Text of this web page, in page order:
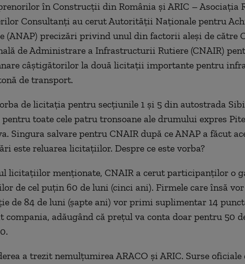
în Construcții din România și ARIC – Asociația
Consultanți au cerut Autorității Naționale pentru
(ANAP) precizări privind unul din factorii aleși de către
de Administrare a Infrastructurii Rutiere (CNAIR)
câștigătorilor la două licitații importante pentru
de transport.
de licitația pentru secțiunile 1 și 5 din autostrada
pentru toate cele patru tronsoane ale drumului expres
Singura salvare pentru CNAIR după ce ANAP a făcut
este reluarea licitațiilor. Despre ce este vorba?
licitațiilor menționate, CNAIR a cerut participanților o
de cel puțin 60 de luni (cinci ani). Firmele care însă
de 84 de luni (șapte ani) vor primi suplimentar 14
compania, adăugând că prețul va conta doar pentru 50
a trezit nemulțumirea ARACO și ARIC. Surse